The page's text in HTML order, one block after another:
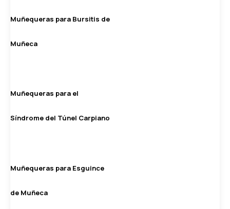
Muñequeras para Bursitis de
Muñeca
Muñequeras para el
Síndrome del Túnel Carpiano
Muñequeras para Esguince
de Muñeca